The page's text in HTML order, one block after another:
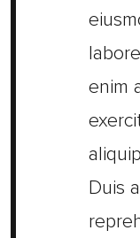
enim
Duis